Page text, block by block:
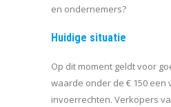
en ondernemers?
Huidige situatie
Op dit moment geldt voor
waarde onder de € 150 een
invoerrechten. Verkopers